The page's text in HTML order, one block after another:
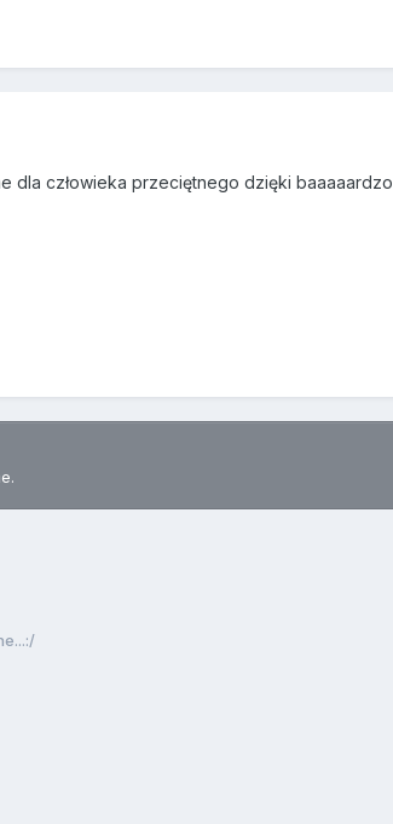
dla człowieka przeciętnego dzięki baaaaardzo